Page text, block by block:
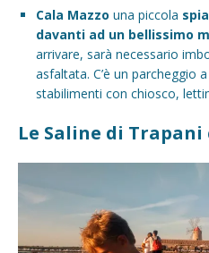
Cala Mazzo una piccola
davanti ad un bellissimo
arrivare, sarà necessario
asfaltata. C’è un parcheggio
stabilimenti con chiosco,
Le Saline di